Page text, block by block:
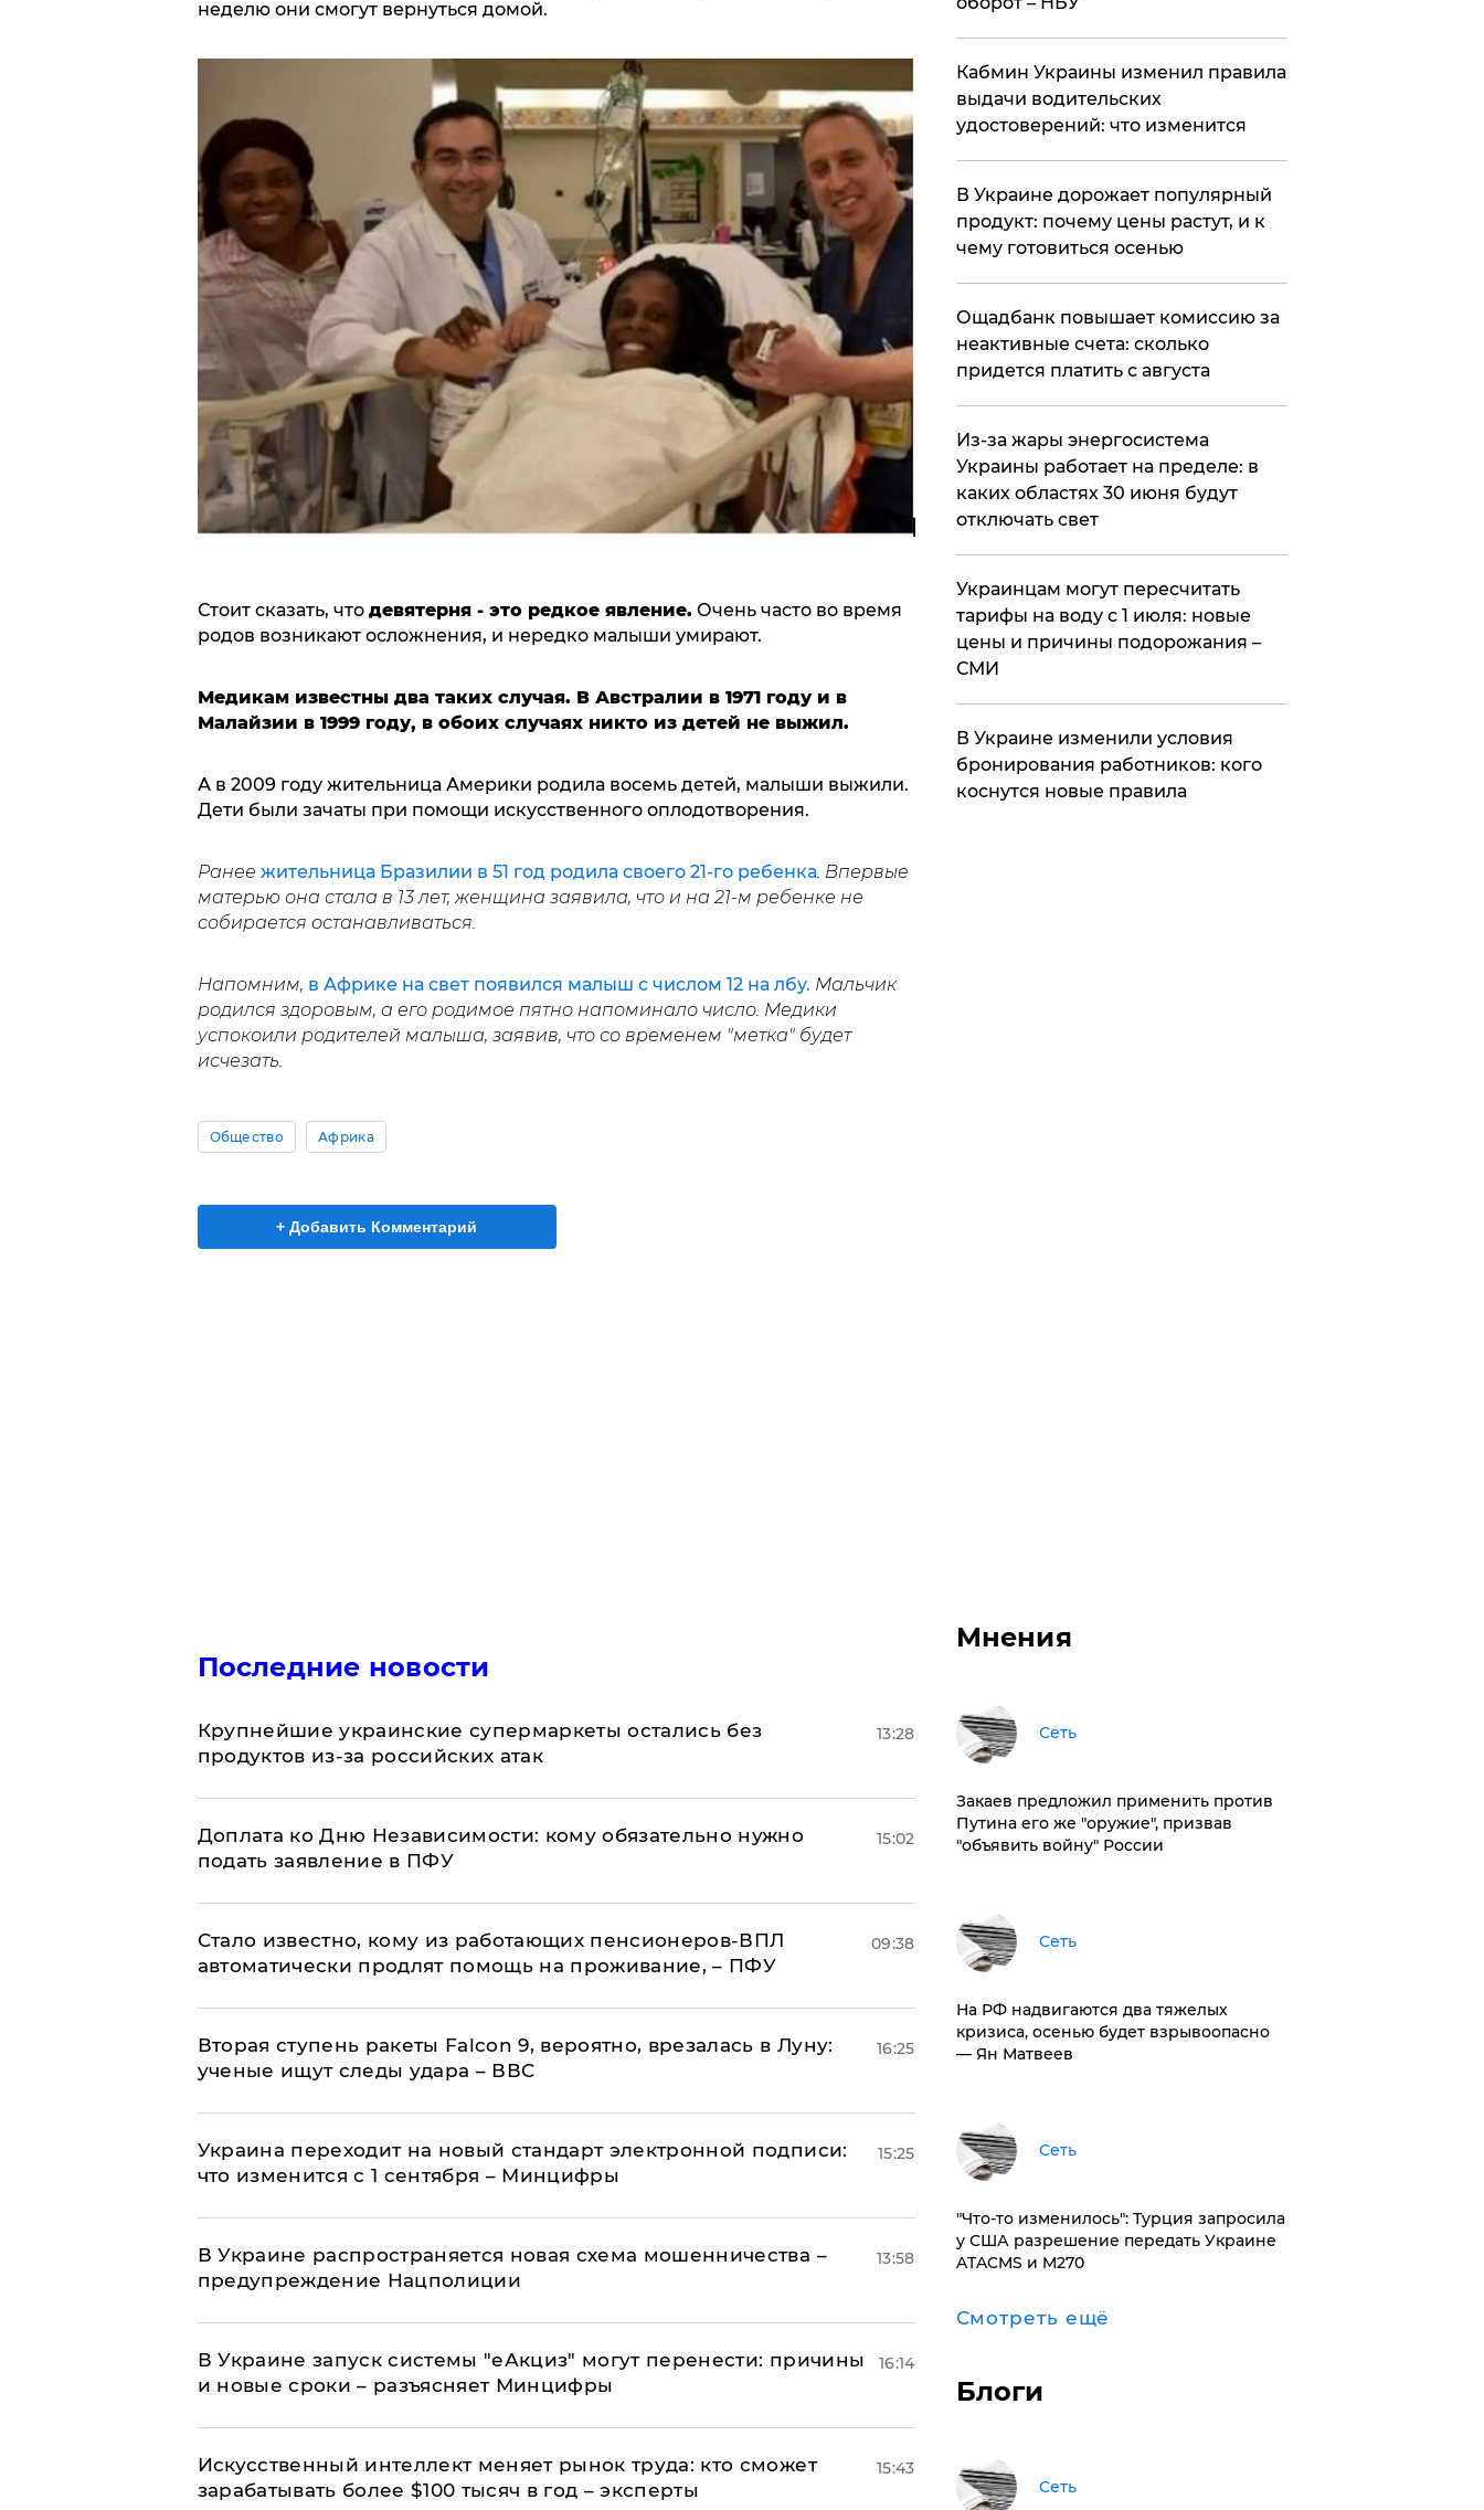
неделю они смогут вернуться домой.
Стоит сказать, что девятерня - это редкое явление. Очень часто во время
родов возникают осложнения, и нередко малыши умирают.
Медикам известны два таких случая. В Австралии в 1971 году и в
Малайзии в 1999 году, в обоих случаях никто из детей не выжил.
А в 2009 году жительница Америки родила восемь детей, малыши выжили.
Дети были зачаты при помощи искусственного оплодотворения.
Ранее жительница Бразилии в 51 год родила своего 21-го ребенка. Впервые
матерью она стала в 13 лет, женщина заявила, что и на 21-м ребенке не
собирается останавливаться.
Напомним, в Африке на свет появился малыш с числом 12 на лбу. Мальчик
родился здоровым, а его родимое пятно напоминало число. Медики
успокоили родителей малыша, заявив, что со временем "метка" будет
исчезать.
Общество Африка
+ Добавить Комментарий
Последние новости
Крупнейшие украинские супермаркеты остались без
продуктов из-за российских атак
13:28
Доплата ко Дню Независимости: кому обязательно нужно
подать заявление в ПФУ
15:02
Стало известно, кому из работающих пенсионеров-ВПЛ
автоматически продлят помощь на проживание, – ПФУ
09:38
Вторая ступень ракеты Falcon 9, вероятно, врезалась в Луну:
ученые ищут следы удара – ВВС
16:25
Украина переходит на новый стандарт электронной подписи:
что изменится с 1 сентября – Минцифры
15:25
В Украине распространяется новая схема мошенничества –
предупреждение Нацполиции
13:58
В Украине запуск системы "еАкциз" могут перенести: причины
и новые сроки – разъясняет Минцифры
16:14
Искусственный интеллект меняет рынок труда: кто сможет
зарабатывать более $100 тысяч в год – эксперты
15:43
Кабмин Украины изменил правила
выдачи водительских
удостоверений: что изменится
В Украине дорожает популярный
продукт: почему цены растут, и к
чему готовиться осенью
​Ощадбанк повышает комиссию за
неактивные счета: сколько
придется платить с августа
Из-за жары энергосистема
Украины работает на пределе: в
каких областях 30 июня будут
отключать свет
Украинцам могут пересчитать
тарифы на воду с 1 июля: новые
цены и причины подорожания –
СМИ
В Украине изменили условия
бронирования работников: кого
коснутся новые правила
Мнения
Сеть
Закаев предложил применить против
Путина его же "оружие", призвав
"объявить войну" России
Сеть
На РФ надвигаются два тяжелых
кризиса, осенью будет взрывоопасно
— Ян Матвеев
Сеть
​"Что-то изменилось": Турция запросила
у США разрешение передать Украине
ATACMS и M270
Смотреть ещё
Блоги
Сеть